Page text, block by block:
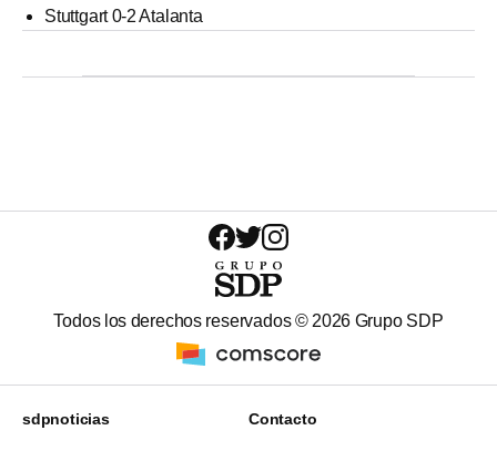
Stuttgart 0-2 Atalanta
Todos los derechos reservados © 2026 Grupo SDP
sdpnoticias Contacto